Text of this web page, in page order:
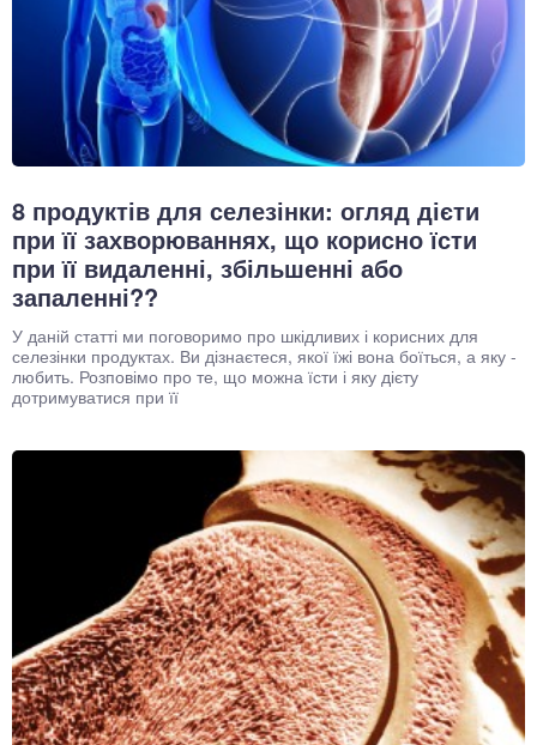
8 продуктів для селезінки: огляд дієти
при її захворюваннях, що корисно їсти
при її видаленні, збільшенні або
запаленні??
У даній статті ми поговоримо про шкідливих і корисних для
селезінки продуктах. Ви дізнаєтеся, якої їжі вона боїться, а яку -
любить. Розповімо про те, що можна їсти і яку дієту
дотримуватися при її